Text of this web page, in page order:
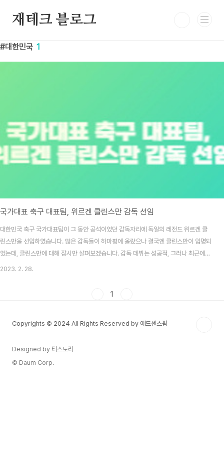
재테크 블로그
대한민국 1
국가대표 축구 대표팀, 위르겐 클린스만 감독 선임
대한민국 축구 국가대표팀이 그 동안 공석이었던 감독자리에 독일의 레전드 위르겐 클
린스만을 선임하였습니다. 많은 감독들이 하마평에 올랐으나 결국엔 클린스만이 임명되
었는데, 클린스만에 대해 잠시만 살펴보겠습니다. 감독 데뷔는 성공적, 그러나 최근에는
좋지 않아 클린스만은 2004년, 유로 2004에서 두 대회 연속 조별예선 탈락한 독일 대
니다. 실제로 해당 시즌 바이에른 뮌..
2023. 2. 28.
1
Copyrights © 2024 All Rights Reserved by 애드센스팜
Designed by 티스토리
© Daum Corp.